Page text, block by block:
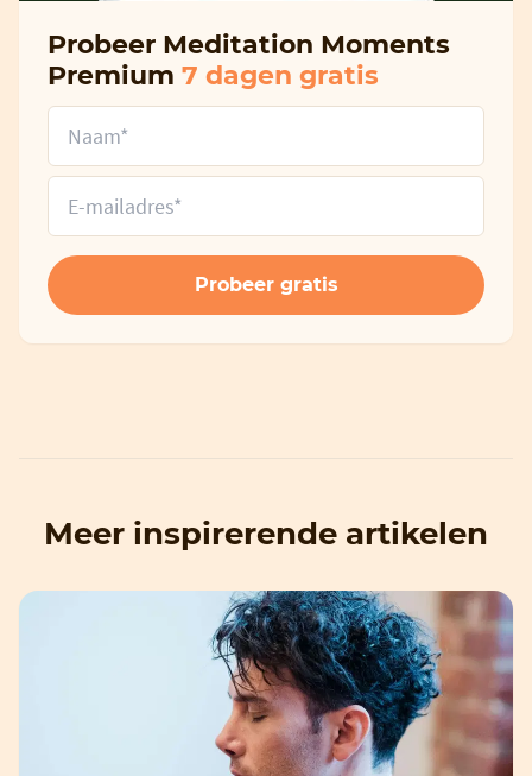
Probeer Meditation Moments
Premium 7 dagen gratis
Meer inspirerende artikelen